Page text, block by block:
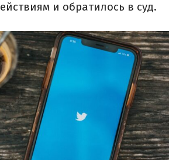
и обратилось в суд.